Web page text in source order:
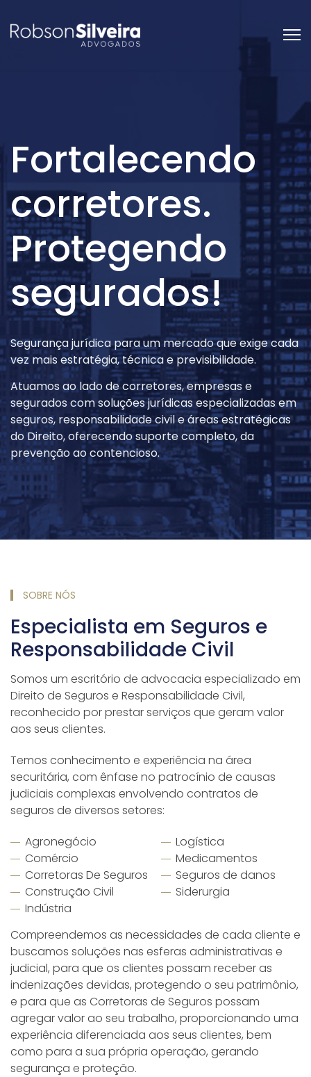
Fortalecendo
corretores.
Protegendo
segurados!
Segurança jurídica para um mercado que exige cada
vez mais estratégia, técnica e previsibilidade.
Atuamos ao lado de corretores, empresas e
segurados com soluções jurídicas especializadas em
seguros, responsabilidade civil e áreas estratégicas
do Direito, oferecendo suporte completo, da
prevenção ao contencioso.
SOBRE NÓS
Especialista em Seguros e
Responsabilidade Civil
Somos um escritório de advocacia especializado em
Direito de Seguros e Responsabilidade Civil,
reconhecido por prestar serviços que geram valor
aos seus clientes.
Temos conhecimento e experiência na área
securitária, com ênfase no patrocínio de causas
judiciais complexas envolvendo contratos de
seguros de diversos setores:
Agronegócio
Comércio
Corretoras De Seguros
Construção Civil
Indústria
Logística
Medicamentos
Seguros de danos
Siderurgia
Compreendemos as necessidades de cada cliente e
buscamos soluções nas esferas administrativas e
judicial, para que os clientes possam receber as
indenizações devidas, protegendo o seu patrimônio,
e para que as Corretoras de Seguros possam
agregar valor ao seu trabalho, proporcionando uma
experiência diferenciada aos seus clientes, bem
como para a sua própria operação, gerando
segurança e proteção.